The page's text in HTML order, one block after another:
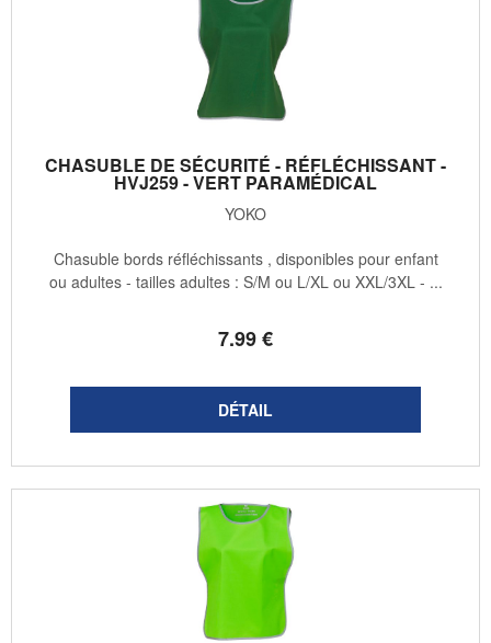
CHASUBLE DE SÉCURITÉ - RÉFLÉCHISSANT -
HVJ259 - VERT PARAMÉDICAL
YOKO
7.99€
Chasuble bords réfléchissants , disponibles pour enfant
ou adultes - tailles adultes : S/M ou L/XL ou XXL/3XL - ...